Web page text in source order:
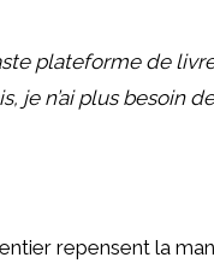
plateforme de
je n’ai plus besoin
repensent la